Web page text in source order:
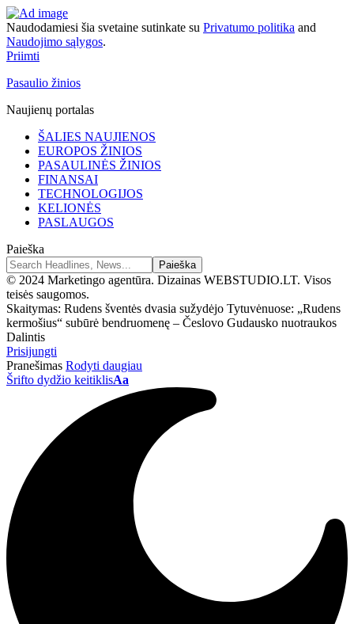
Naudodamiesi šia svetaine sutinkate su Privatumo politika and
Naudojimo sąlygos.
Priimti
Pasaulio žinios
Naujienų portalas
ŠALIES NAUJIENOS
EUROPOS ŽINIOS
PASAULINĖS ŽINIOS
FINANSAI
TECHNOLOGIJOS
KELIONĖS
PASLAUGOS
Paieška
© 2024 Marketingo agentūra. Dizainas WEBSTUDIO.LT. Visos
teisės saugomos.
Skaitymas: Rudens šventės dvasia sužydėjo Tytuvėnuose: „Rudens
kermošius“ subūrė bendruomenę – Česlovo Gudausko nuotraukos
Dalintis
Prisijungti
Pranešimas Rodyti daugiau
Šrifto dydžio keitiklisAa